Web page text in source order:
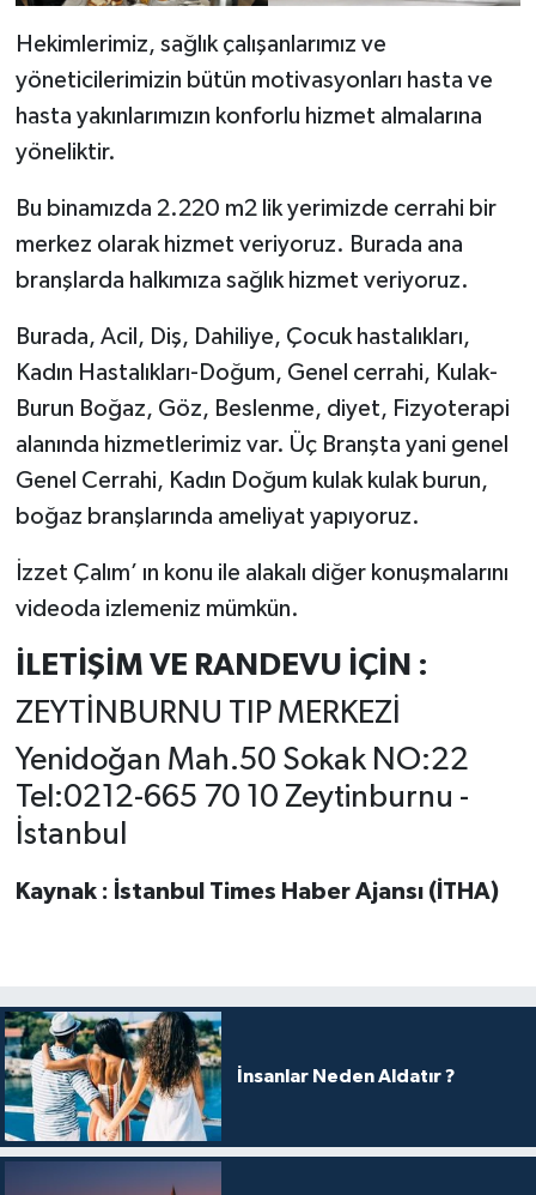
Hekimlerimiz, sağlık çalışanlarımız ve
yöneticilerimizin bütün motivasyonları hasta ve
hasta yakınlarımızın konforlu hizmet almalarına
yöneliktir.
Bu binamızda 2.220 m2 lik yerimizde cerrahi bir
merkez olarak hizmet veriyoruz. Burada ana
branşlarda halkımıza sağlık hizmet veriyoruz.
Burada, Acil, Diş, Dahiliye, Çocuk hastalıkları,
Kadın Hastalıkları-Doğum, Genel cerrahi, Kulak-
Burun Boğaz, Göz, Beslenme, diyet, Fizyoterapi
alanında hizmetlerimiz var. Üç Branşta yani genel
Genel Cerrahi, Kadın Doğum kulak kulak burun,
boğaz branşlarında ameliyat yapıyoruz.
İzzet Çalım’ ın konu ile alakalı diğer konuşmalarını
videoda izlemeniz mümkün.
İLETİŞİM VE RANDEVU İÇİN :
ZEYTİNBURNU TIP MERKEZİ
Yenidoğan Mah.50 Sokak NO:22
Tel:0212-665 70 10 Zeytinburnu -
İstanbul
Kaynak : İstanbul Times Haber Ajansı (İTHA)
İnsanlar Neden Aldatır ?